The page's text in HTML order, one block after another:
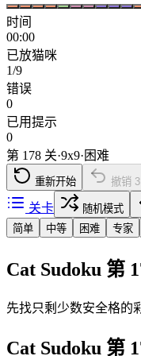
时间
00:00
已放猫咪
1/9
错误
0
已用提示
0
第 178 关·9x9· 困难
重新开始 撤销 3
关卡 随机模式
简单
中等 困难 专家
Cat Sudoku 第
先找只剩少数安全格的
Cat Sudoku 第